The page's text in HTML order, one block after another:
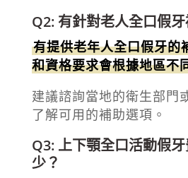
Q2: 有針對老人全口假牙
有提供老年人全口假牙的
和資格要求會根據地區不
建議諮詢當地的衛生部門
了解可用的補助選項。
Q3: 上下顎全口活動假
少？